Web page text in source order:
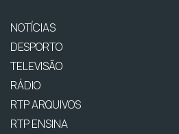
NOTÍCIAS
DESPORTO
TELEVISÃO
RÁDIO
RTP ARQUIVOS
RTP ENSINA